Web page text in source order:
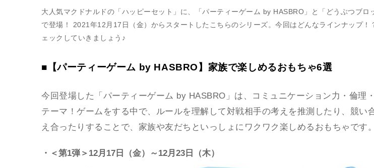
大人気マクドナルドの「ハッピーセット」に、「パーティーゲーム by HASBRO」と「どうぶつブロ
で登場！ 2021年12月17日（金）からスタートしたこちらのシリーズ。今回はどんなラインナップ！
ェックしていきましょう♪
■【パーティーゲーム by HASBRO】家族で楽しめるおもちゃ6選
今回登場した「パーティーゲーム by HASBRO」は、コミュニケーション力・倫理
テーマ！ゲームをする中で、ルールを理解して対戦相手の考えを推測したり、競い
え合ったりすることで、家族や友だちといっしょにワクワク楽しめるおもちゃです。
・＜第1弾＞12月17日（金）～12月23日（木）